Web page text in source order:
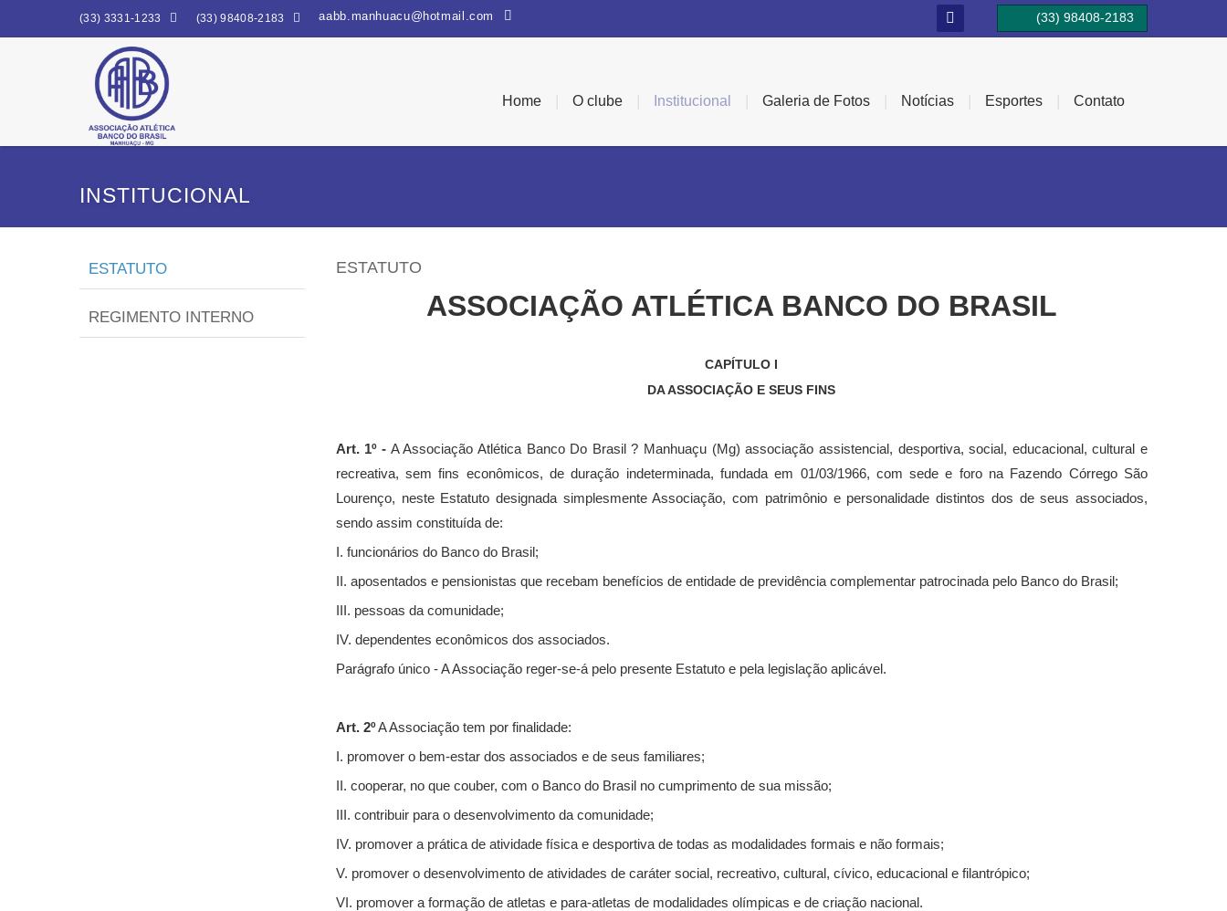
(33) 3331-1233  (33) 98408-2183  aabb.manhuacu@hotmail.com
(33) 98408-2183
Orçamento por

Home O clube Institucional Galeria de Fotos Notícias Esportes Contato
INSTITUCIONAL
ESTATUTO
REGIMENTO INTERNO
ESTATUTO
ASSOCIAÇÃO ATLÉTICA BANCO DO BRASIL
CAPÍTULO I
DA ASSOCIAÇÃO E SEUS FINS
Art. 1º - A Associação Atlética Banco Do Brasil ? Manhuaçu (Mg) associação assistencial, desportiva, social, educacional, cultural e
recreativa, sem fins econômicos, de duração indeterminada, fundada em 01/03/1966, com sede e foro na Fazendo Córrego São
Lourenço, neste Estatuto designada simplesmente Associação, com patrimônio e personalidade distintos dos de seus associados,
sendo assim constituída de:
I. funcionários do Banco do Brasil;
II. aposentados e pensionistas que recebam benefícios de entidade de previdência complementar patrocinada pelo Banco do Brasil;
III. pessoas da comunidade;
IV. dependentes econômicos dos associados.
Parágrafo único - A Associação reger-se-á pelo presente Estatuto e pela legislação aplicável.
Art. 2ºA Associação tem por finalidade:
I. promover o bem-estar dos associados e de seus familiares;
II. cooperar, no que couber, com o Banco do Brasil no cumprimento de sua missão;
III. contribuir para o desenvolvimento da comunidade;
IV. promover a prática de atividade física e desportiva de todas as modalidades formais e não formais;
V. promover o desenvolvimento de atividades de caráter social, recreativo, cultural, cívico, educacional e filantrópico;
VI. promover a formação de atletas e para-atletas de modalidades olímpicas e de criação nacional.